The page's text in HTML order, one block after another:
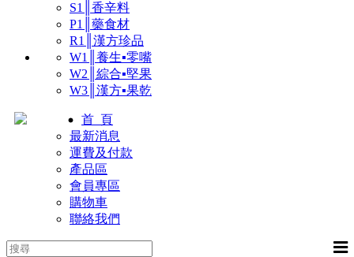
S1║香辛料
P1║藥食材
R1║漢方珍品
W1║養生▪零嘴
W2║綜合▪堅果
W3║漢方▪果乾
首 頁
最新消息
運費及付款
產品區
會員專區
購物車
聯絡我們